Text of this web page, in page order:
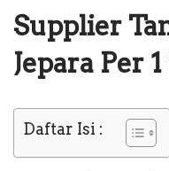
Supplier
Jepara Per
Daftar Isi :